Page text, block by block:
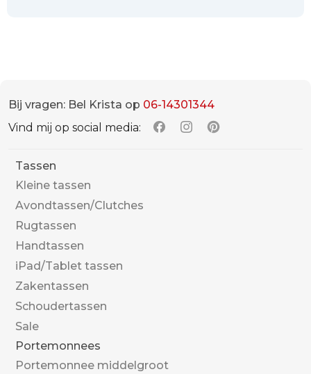
Bij vragen: Bel Krista op 06-14301344
Vind mij op social media:
Tassen
Kleine tassen
Avondtassen/Clutches
Rugtassen
Handtassen
iPad/Tablet tassen
Zakentassen
Schoudertassen
Sale
Portemonnees
Portemonnee middelgroot